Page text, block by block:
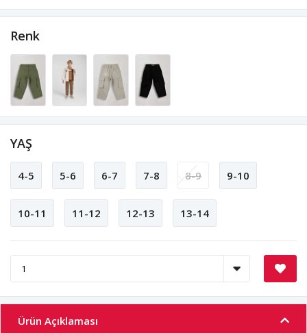
Renk
YAŞ
4-5 5-6 6-7 7-8 8-9 9-10
10-11 11-12 12-13 13-14
Ürün Açıklaması